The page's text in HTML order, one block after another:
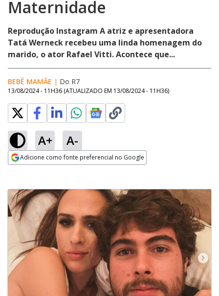
Maternidade
Reprodução Instagram A atriz e apresentadora
Tatá Werneck recebeu uma linda homenagem do
marido, o ator Rafael Vitti. Acontece que...
BEBÊ MAMÃE | Do R7
13/08/2024 - 11H36 (ATUALIZADO EM 13/08/2024 - 11H36)
A+ A-
Adicione como fonte preferencial no Google